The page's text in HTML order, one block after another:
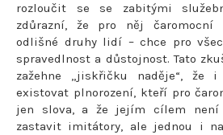
rozloučit se se zabitými
zdůrazní, že pro něj čaromocní
odlišné druhy lidí – chce pro
spravedlnost a důstojnost. Tato
zažehne „jiskřičku naděje“, že
existovat plnorození, kteří pro
jen slova, a že jejím cílem
zastavit imitátory, ale jednou i